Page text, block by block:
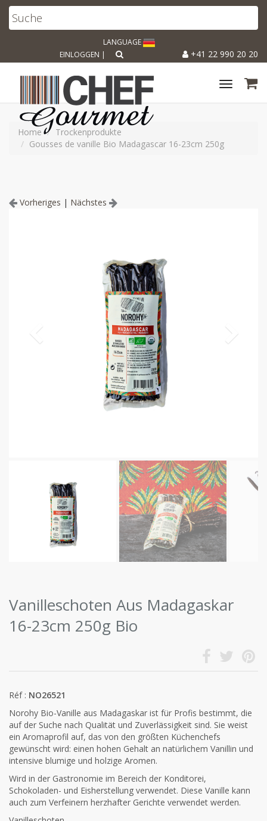
LANGUAGE
+41 22 990 20 20
EINLOGGEN |
Toggle
Home
Trockenprodukte
Gousses de vanille Bio Madagascar 16-23cm 250g
Vorheriges | Nächstes
Vanilleschoten Aus Madagaskar
16-23cm 250g Bio
Réf : NO26521
Norohy Bio-Vanille aus Madagaskar ist für Profis bestimmt, die
auf der Suche nach Qualität und Zuverlässigkeit sind. Sie weist
ein Aromaprofil auf, das von den größten Küchenchefs
gewünscht wird: einen hohen Gehalt an natürlichem Vanillin und
intensive blumige und holzige Aromen.
Wird in der Gastronomie im Bereich der Konditorei,
Schokoladen- und Eisherstellung verwendet. Diese Vanille kann
auch zum Verfeinern herzhafter Gerichte verwendet werden.